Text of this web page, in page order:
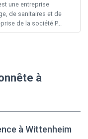
une entreprise
de sanitaires et de
de la société P...
à
à Wittenheim